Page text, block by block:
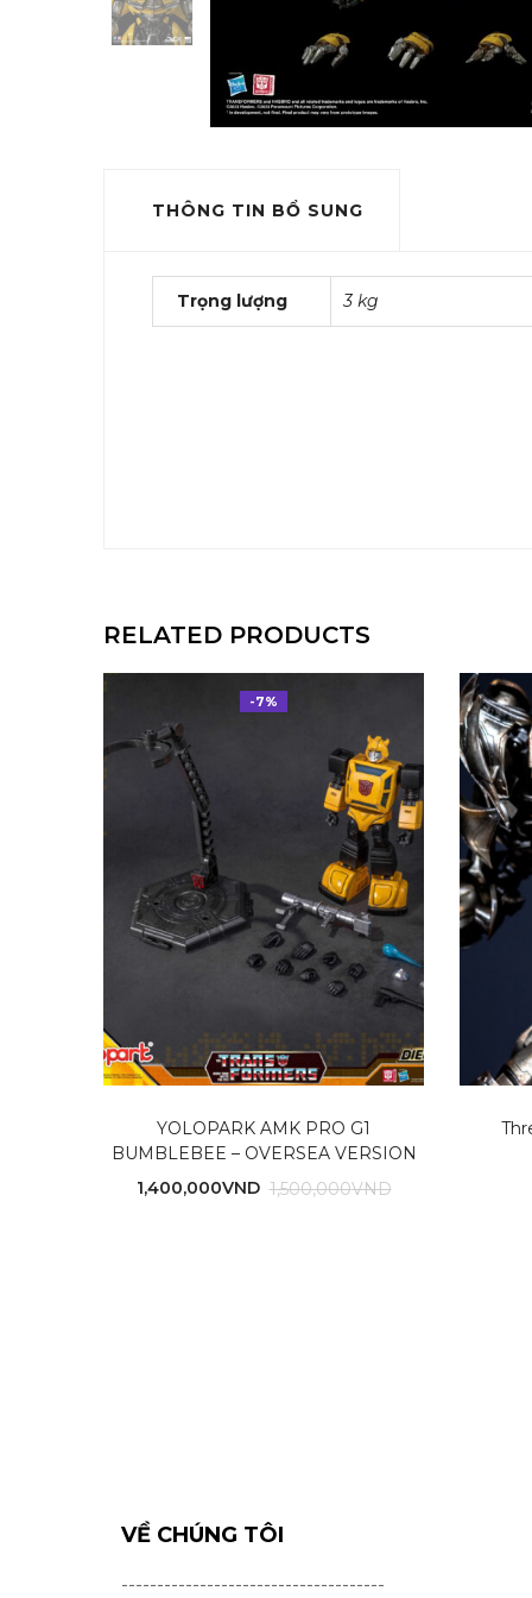
THÔNG TIN BỔ SUNG
Trọng lượng 3 kg
RELATED PRODUCTS
-7%
YOLOPARK AMK PRO G1
BUMBLEBEE – OVERSEA VERSION
1,400,000VND 1,500,000VND
VỀ CHÚNG TÔI
-------------------------------------